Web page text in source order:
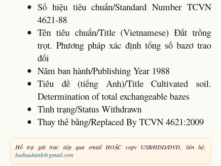
Số hiệu tiêu chuẩn/Standard Number TCVN
4621-88
Tên tiêu chuẩn/Title (Vietnamese) Đất trồng
trọt. Phương pháp xác định tổng số bazơ trao
đổi
Năm ban hành/Publishing Year 1988
Tiêu đề (tiếng Anh)/Title Cultivated soil.
Determination of total exchangeable bazes
Tình trạng/Status Withdrawn
Thay thế bằng/Replaced By TCVN 4621:2009
Hỗ trợ gửi trực tiếp qua email HOẶC copy USB/HDD/DVD, liên hệ:
buihuuhanh@gmail.com